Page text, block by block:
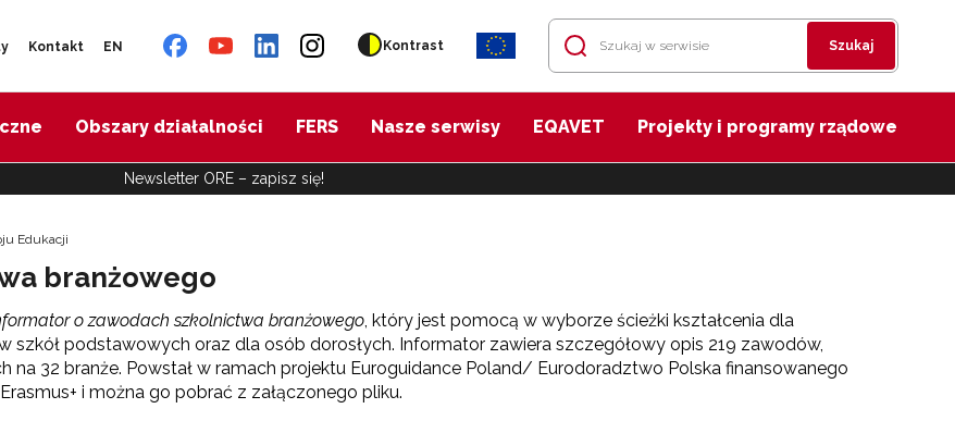
Kontakt EN Kontrast Szukaj
Obszary działalności FERS Nasze serwisy EQAVET Projekty i programy rządowe
Newsletter ORE – zapisz się!
Edukacji
branżowego
o zawodach szkolnictwa branżowego, który jest pomocą w wyborze ścieżki kształcenia dla
szkół podstawowych oraz dla osób dorosłych. Informator zawiera szczegółowy opis 219 zawodów,
na 32 branże. Powstał w ramach projektu Euroguidance Poland/ Eurodoradztwo Polska finansowanego
i można go pobrać z załączonego pliku.